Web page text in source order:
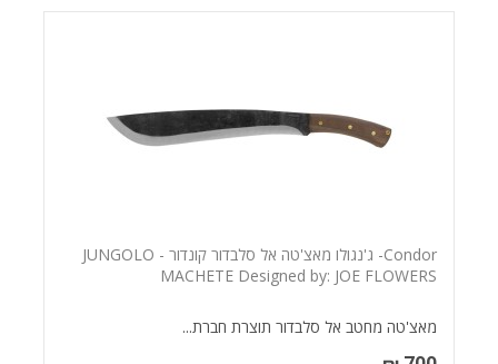
Condor- ג'נגולו מאצ'טה אל סלבדור קונדור - JUNGOLO
MACHETE Designed by: JOE FLOWERS
מאצ'טה מחטב אל סלבדור תוצרת חברת...